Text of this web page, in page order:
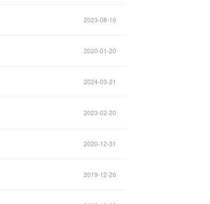
2023-08-16
2020-01-20
2024-03-21
2023-02-20
2020-12-31
2019-12-26